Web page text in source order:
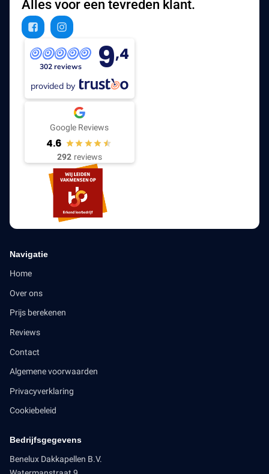
Alles voor een tevreden klant.
302 reviews 9,4
provided by
Google Reviews
4.6
292 reviews
Navigatie
Home
Over ons
Prijs berekenen
Reviews
Contact
Algemene voorwaarden
Privacyverklaring
Cookiebeleid
Bedrijfsgegevens
Benelux Dakkapellen B.V.